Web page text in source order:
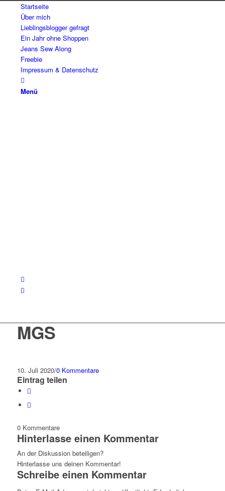
Startseite
Über mich
Lieblingsblogger gefragt
Ein Jahr ohne Shoppen
Jeans Sew Along
Freebie
Impressum & Datenschutz
Menü
MGS
10. Juli 2020/0 Kommentare
Eintrag teilen
0 Kommentare
Hinterlasse einen Kommentar
An der Diskussion beteiligen?
Hinterlasse uns deinen Kommentar!
Schreibe einen Kommentar